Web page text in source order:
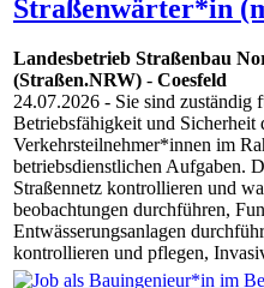
Straßenwärter*in
Landesbetrieb Straßenbau
(Straßen.NRW) - Coesfeld
24.07.2026 - Sie sind zuständig
Betriebsfähigkeit und Sicherheit
Verkehrsteilnehmer*innen im
betriebsdienstlichen Aufgaben.
Straßennetz kontrollieren und
beobachtungen durchführen,
Entwässerungsanlagen
kontrollieren und pflegen,